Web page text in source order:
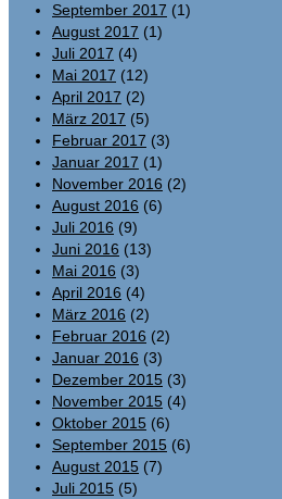
September 2017 (1)
August 2017 (1)
Juli 2017 (4)
Mai 2017 (12)
April 2017 (2)
März 2017 (5)
Februar 2017 (3)
Januar 2017 (1)
November 2016 (2)
August 2016 (6)
Juli 2016 (9)
Juni 2016 (13)
Mai 2016 (3)
April 2016 (4)
März 2016 (2)
Februar 2016 (2)
Januar 2016 (3)
Dezember 2015 (3)
November 2015 (4)
Oktober 2015 (6)
September 2015 (6)
August 2015 (7)
Juli 2015 (5)